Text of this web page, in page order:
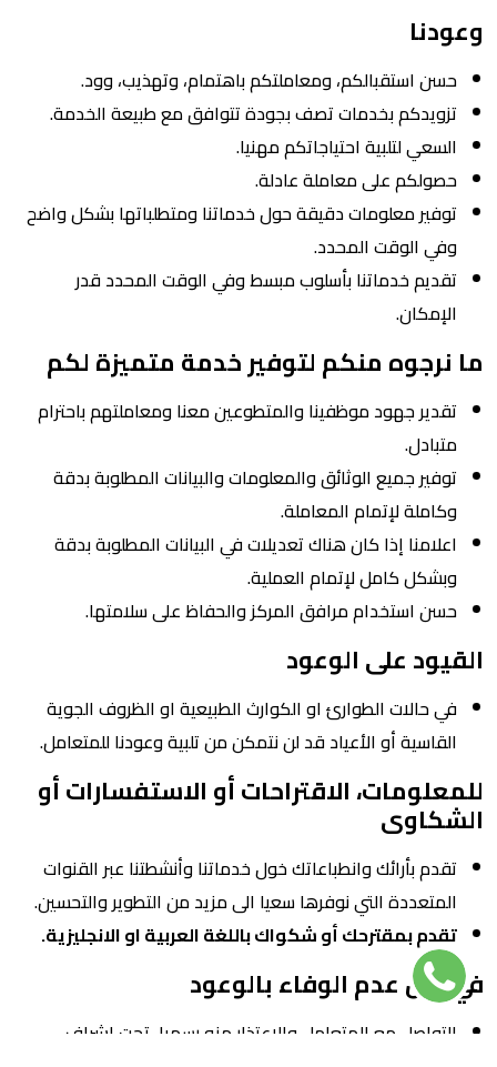
وعودنا
حسن استقبالكم، ومعاملتكم باهتمام، وتهذيب، وود.
تزويدكم بخدمات تصف بجودة تتوافق مع طبيعة الخدمة.
السعي لتلبية احتياجاتكم مهنيا.
حصولكم على معاملة عادلة.
توفير معلومات دقيقة حول خدماتنا ومتطلباتها بشكل واضح
وفي الوقت المحدد.
تقديم خدماتنا بأسلوب مبسط وفي الوقت المحدد قدر
الإمكان.
ما نرجوه منكم لتوفير خدمة متميزة لكم
تقدير جهود موظفينا والمتطوعين معنا ومعاملتهم باحترام
متبادل.
توفير جميع الوثائق والمعلومات والبيانات المطلوبة بدقة
وكاملة لإتمام المعاملة.
اعلامنا إذا كان هناك تعديلات في البيانات المطلوبة بدقة
وبشكل كامل لإتمام العملية.
حسن استخدام مرافق المركز والحفاظ على سلامتها.
القيود على الوعود
في حالات الطوارئ او الكوارث الطبيعية او الظروف الجوية
القاسية أو الأعياد قد لن نتمكن من تلبية وعودنا للمتعامل.
للمعلومات، الاقتراحات أو الاستفسارات أو
الشكاوى
تقدم بأرائك وانطباعاتك خول خدماتنا وأنشطتنا عبر القنوات
المتعددة التي نوفرها سعيا الى مزيد من التطوير والتحسين.
تقدم بمقترحك أو شكواك باللغة العربية او الانجليزية.
في حال عدم الوفاء بالوعود
التواصل مع المتعامل والاعتذار منه رسميا، تحت إشراف